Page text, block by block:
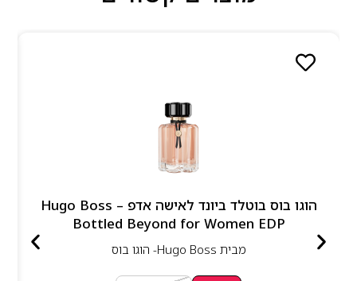
הוגו בוס בוטלד ביונד לאישה אדפ – Hugo Boss
Bottled Beyond for Women EDP
מבית Hugo Boss- הוגו בוס